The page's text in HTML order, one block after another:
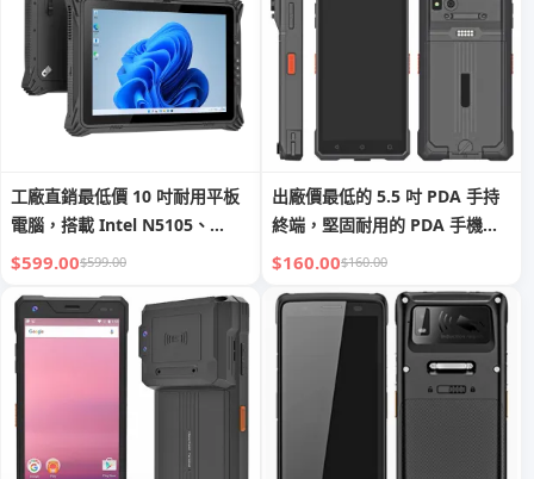
工廠直銷最低價 10 吋耐用平板
電腦，搭載 Intel N5105、
Windows 11，具 GPS、NFC、
$599.00$599.00
出廠價最低的 5.5 吋 PDA 手持
終端，堅固耐用的 PDA 手機，
具備 2D 條碼掃描器、NFC 功能
$160.00$160.00